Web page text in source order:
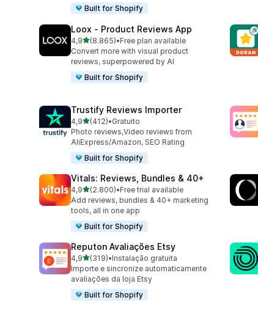
Built for Shopify
Loox ‑ Product Reviews App
4,9de 5 estrelas
(8.865)
8865 total de avaliações
•Free plan available
Convert more with visual product
reviews, superpowered by AI
Built for Shopify
Trustify Reviews Importer
4,9de 5 estrelas
(412)
412 total de avaliações
•Gratuito
Photo reviews,Video reviews from
AliExpress/Amazon, SEO Rating
Built for Shopify
Vitals: Reviews, Bundles & 40+
4,9de 5 estrelas
(2.800)
2800 total de avaliações
•Free trial available
Add reviews, bundles & 40+ marketing
tools, all in one app
Built for Shopify
Reputon Avaliações Etsy
4,9de 5 estrelas
(319)
319 total de avaliações
•Instalação gratuita
Importe e sincronize automaticamente
avaliações da loja Etsy
Built for Shopify